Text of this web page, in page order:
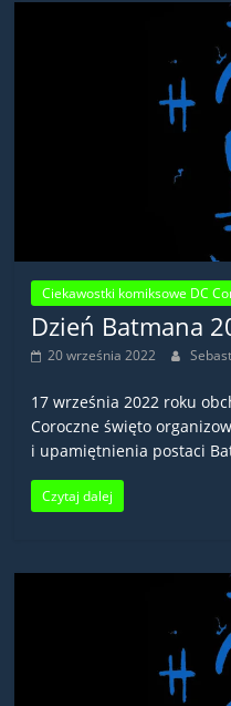
Ciekawostki komiksowe DC
Dzień Batmana
20 września 2022
17 września 2022 roku
Coroczne święto
i upamiętnienia postaci
Czytaj dalej